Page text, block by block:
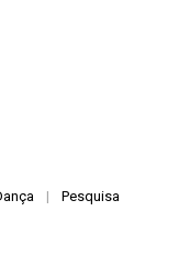
| Pesquisa